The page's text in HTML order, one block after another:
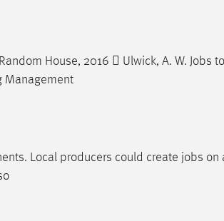
House, 2016  Ulwick, A. W. Jobs
Management
Local producers could create jobs on